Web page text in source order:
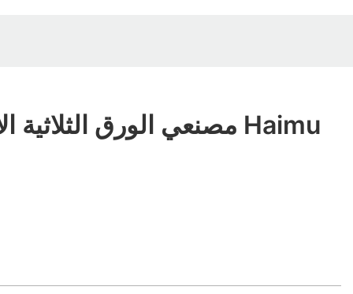
مصنعي الورق الثلاثية الأبعاد الموردين Haimu